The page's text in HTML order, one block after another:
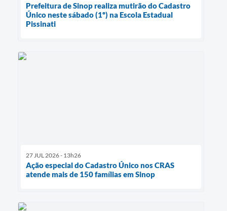
Prefeitura de Sinop realiza mutirão do Cadastro
Único neste sábado (1º) na Escola Estadual
Pissinati
27 JUL 2026 - 13h26
Ação especial do Cadastro Único nos CRAS
atende mais de 150 famílias em Sinop